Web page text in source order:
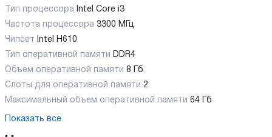
Тип процессора Intel Core i3
Частота процессора 3300 МГц
Чипсет
Intel H610
Тип оперативной памяти DDR4
Объем оперативной памяти 8 Гб
Слоты для оперативной памяти 2
Максимальный объем оперативной памяти 64 Гб
Показать все